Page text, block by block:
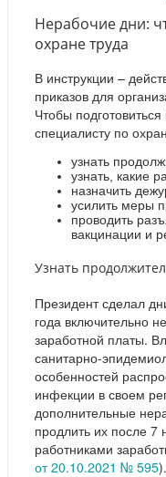
Нерабочие дни:
охране труда
В инструкции –
приказов для
Чтобы
специалисту по
узнать
узнать, какие
назначить
усилить меры
проводить
вакцинации и
Узнать
Президент сделал
года включительно
заработной платы.
санитарно-
особенностей
инфекции в своем
дополнительные
продлить их после 7
работниками
от 20.10.2021 № 595).